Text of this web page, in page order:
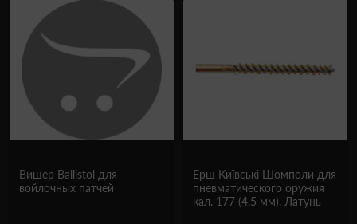
Вишер Ballistol для
войлочных патчей
Ерш Київські Шомполи для
пневматического оружия
кал. 177 (4,5 мм). Латунь